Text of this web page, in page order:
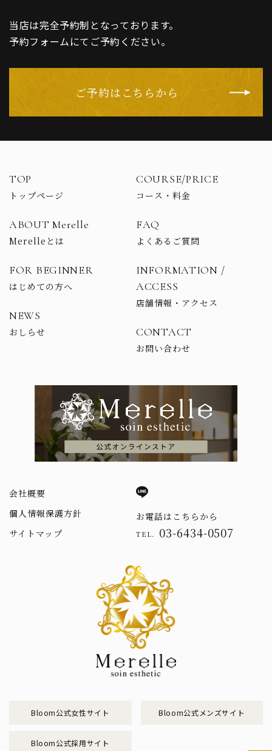
当店は完全予約制となっております。
予約フォームにてご予約ください。
ご予約はこちらから
TOP
トップページ
ABOUT Merelle
Merelleとは
FOR BEGINNER
はじめての方へ
NEWS
おしらせ
COURSE/PRICE
コース・料金
FAQ
よくあるご質問
INFORMATION /
ACCESS
店舗情報・アクセス
CONTACT
お問い合わせ
会社概要
個人情報保護方針
サイトマップ
お電話はこちらから
TEL. 03-6434-0507
Bloom公式女性サイト Bloom公式メンズサイト
Bloom公式採用サイト